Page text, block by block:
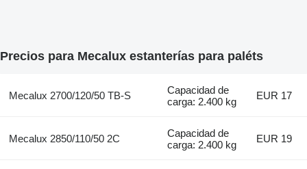
Precios para Mecalux estanterías para paléts
Mecalux 2700/120/50 TB-S
Capacidad de
carga: 2.400 kg
EUR 17
Mecalux 2850/110/50 2C
Capacidad de
carga: 2.400 kg
EUR 19